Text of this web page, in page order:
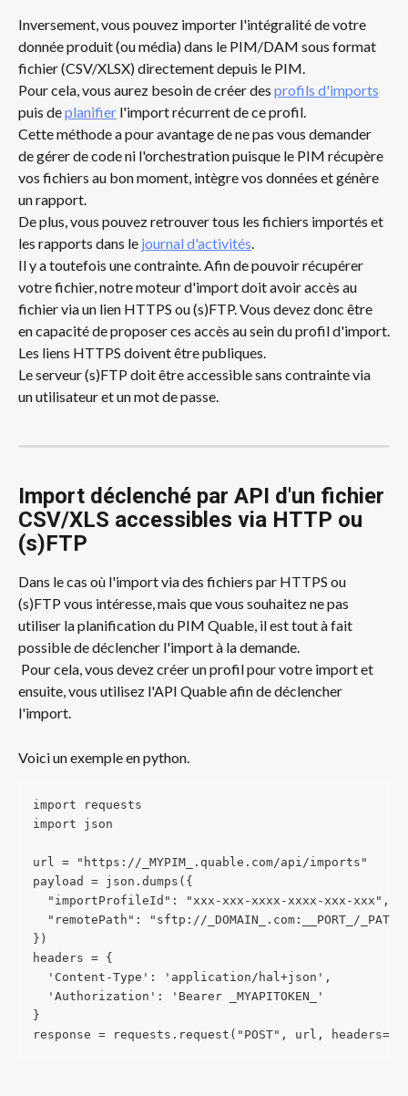
Inversement, vous pouvez importer l'intégralité de votre
donnée produit (ou média) dans le PIM/DAM sous format
fichier (CSV/XLSX) directement depuis le PIM.
Pour cela, vous aurez besoin de créer des profils d'imports
puis de planifier l'import récurrent de ce profil.
Cette méthode a pour avantage de ne pas vous demander
de gérer de code ni l'orchestration puisque le PIM récupère
vos fichiers au bon moment, intègre vos données et génère
un rapport.
De plus, vous pouvez retrouver tous les fichiers importés et
les rapports dans le journal d'activités.
Il y a toutefois une contrainte. Afin de pouvoir récupérer
votre fichier, notre moteur d'import doit avoir accès au
fichier via un lien HTTPS ou (s)FTP. Vous devez donc être
en capacité de proposer ces accès au sein du profil d'import.
Les liens HTTPS doivent être publiques.
Le serveur (s)FTP doit être accessible sans contrainte via
un utilisateur et un mot de passe.
Import déclenché par API d'un fichier
CSV/XLS accessibles via HTTP ou
(s)FTP
Dans le cas où l'import via des fichiers par HTTPS ou
(s)FTP vous intéresse, mais que vous souhaitez ne pas
utiliser la planification du PIM Quable, il est tout à fait
possible de déclencher l'import à la demande.
ensuite, vous utilisez l'API Quable afin de déclencher
l'import.
Voici un exemple en python.
import requests
import json
url = "https://_MYPIM_.quable.com/api/imports"
payload = json.dumps({
  "importProfileId": "xxx-xxx-xxxx-xxxx-xxx-xxx",
"remotePath": "sftp://_DOMAIN_.com:__PORT_/
})
headers = {
  'Content-Type': 'application/hal+json',
  'Authorization': 'Bearer _MYAPITOKEN_'
}
response = requests.request("POST", url,